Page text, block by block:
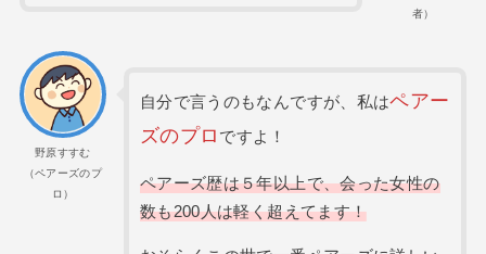
者）
野原すすむ
（ペアーズのプ
ロ）
自分で言うのもなんですが、私はペアー
ズのプロ ですよ！
ペアーズ歴は５年以上で、会った女性の
数も200人は軽く超えてます！